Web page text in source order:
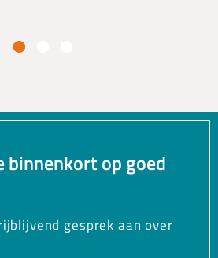
binnenkort op goed
gesprek aan over